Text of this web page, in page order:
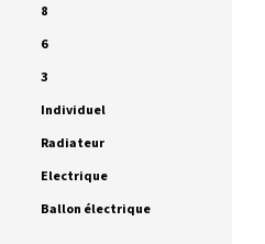
8
6
3
Individuel
Radiateur
Electrique
Ballon électrique